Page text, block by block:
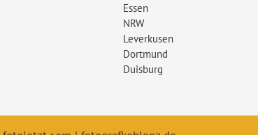
Essen
NRW
Leverkusen
Dortmund
Duisburg